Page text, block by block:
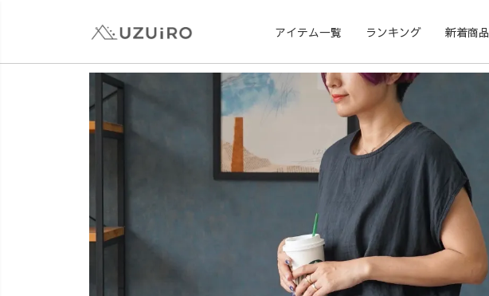
アイテム一覧 ランキング 新着商品